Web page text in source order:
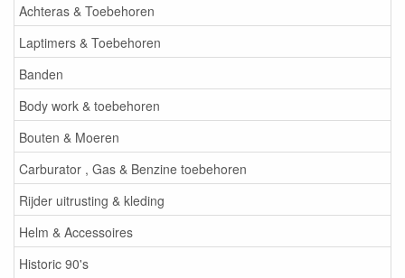
Achteras & Toebehoren
Laptimers & Toebehoren
Banden
Body work & toebehoren
Bouten & Moeren
Carburator , Gas & Benzine toebehoren
Rijder uitrusting & kleding
Helm & Accessoires
Historic 90's